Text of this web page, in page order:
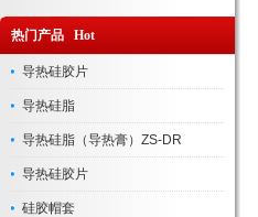
热门产品 Hot
导热硅胶片
导热硅脂
导热硅脂（导热膏）ZS-DR
导热硅胶片
硅胶帽套